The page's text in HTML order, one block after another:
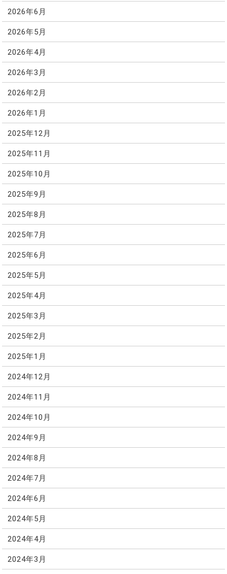
2026年6月
2026年5月
2026年4月
2026年3月
2026年2月
2026年1月
2025年12月
2025年11月
2025年10月
2025年9月
2025年8月
2025年7月
2025年6月
2025年5月
2025年4月
2025年3月
2025年2月
2025年1月
2024年12月
2024年11月
2024年10月
2024年9月
2024年8月
2024年7月
2024年6月
2024年5月
2024年4月
2024年3月